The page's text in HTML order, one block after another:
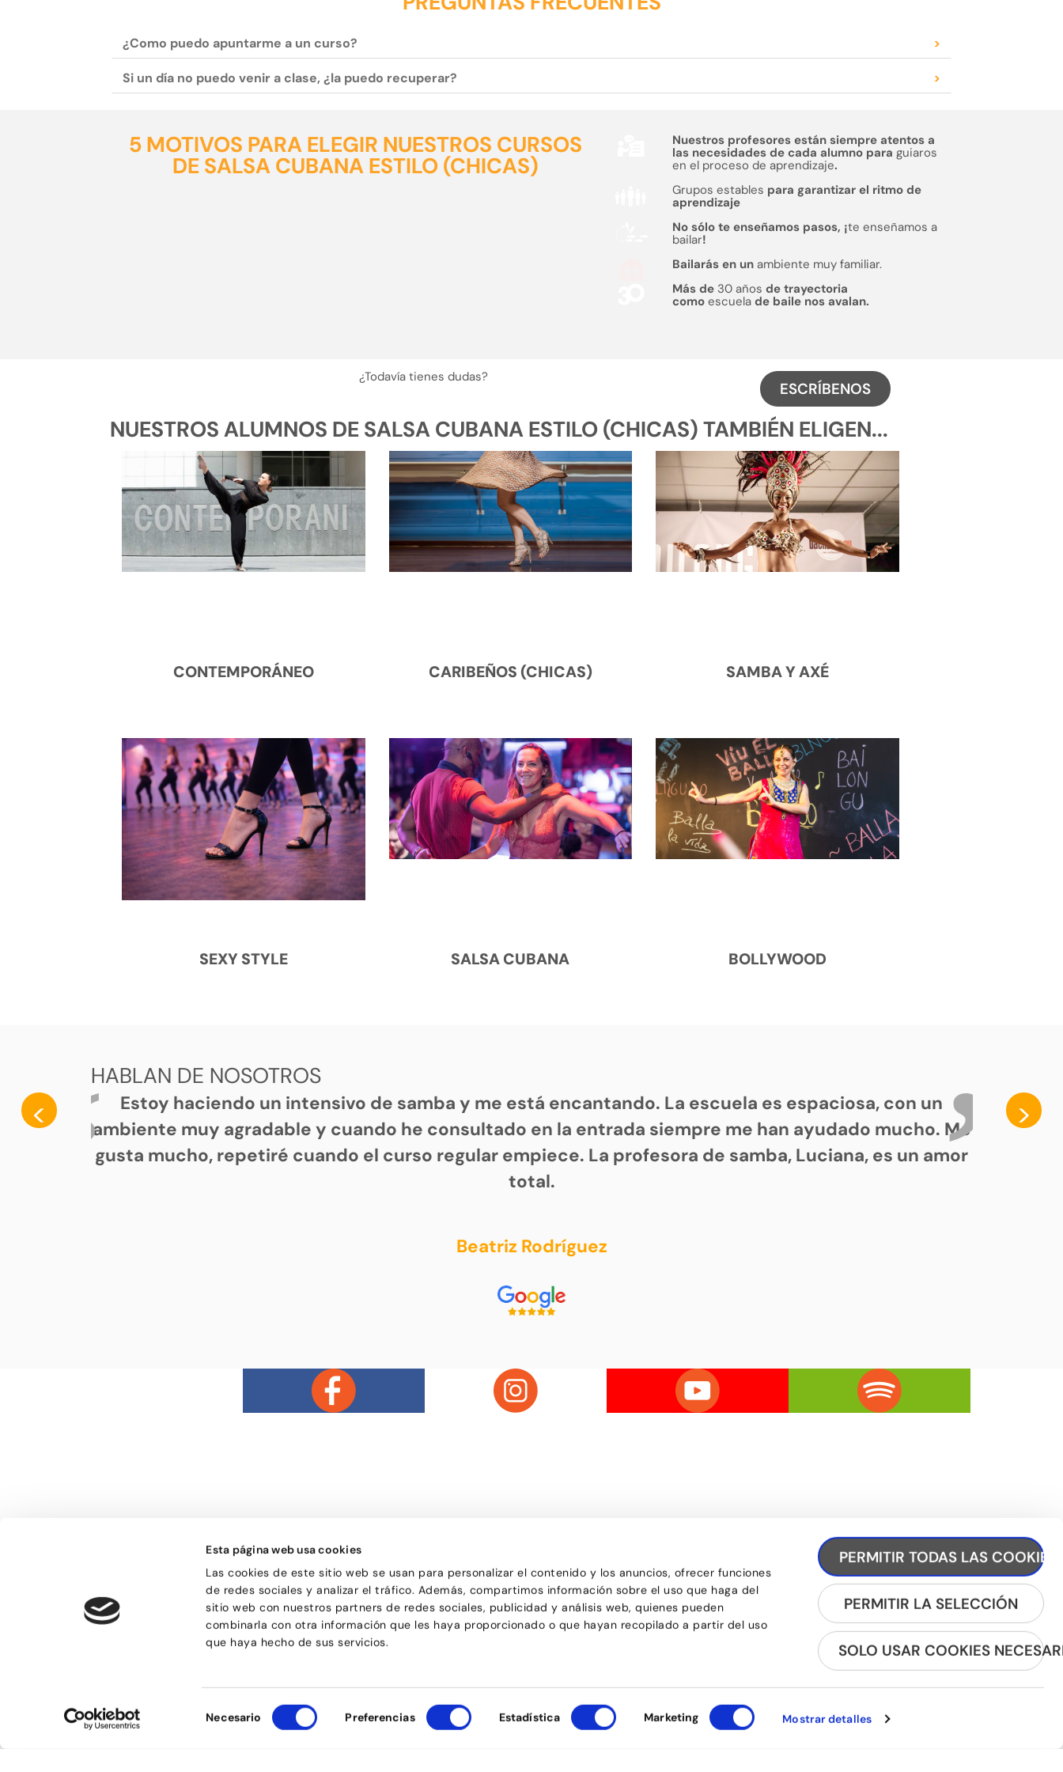
Esta página web usa cookies
Las cookies de este sitio web se usan para personalizar el contenido y los anuncios, ofrecer funciones
de redes sociales y analizar el tráfico. Además, compartimos información sobre el uso que haga del
sitio web con nuestros partners de redes sociales, publicidad y análisis web, quienes pueden
combinarla con otra información que les haya proporcionado o que hayan recopilado a partir del uso
que haya hecho de sus servicios.
de
Necesario Preferencias Estadística Marketing Mostrar detalles
PERMITIR TODAS LAS COOKIES
PERMITIR LA SELECCIÓN
SOLO USAR COOKIES
¿Como puedo apuntarme a un curso? >
Si un día no puedo venir a clase, ¿la puedo recuperar? >
5 MOTIVOS PARA ELEGIR NUESTROS CURSOS
DE SALSA CUBANA ESTILO (CHICAS)
Nuestros profesores están siempre atentos a
las necesidades de cada alumno para guiaros
en el proceso de aprendizaje.
Grupos estables para garantizar el ritmo de
aprendizaje
No sólo te enseñamos pasos, ¡te enseñamos a
bailar!
Bailarás en unambiente muy familiar.
Más de 30 años de trayectoria
como escuelade baile nos avalan.
¿Todavía tienes dudas?
ESCRÍBENOS
NUESTROS ALUMNOS DE SALSA CUBANA ESTILO (CHICAS) TAMBIÉN ELIGEN...
CONTEMPORÁNEO CARIBEÑOS (CHICAS) SAMBA Y AXÉ
SEXY STYLE SALSA CUBANA BOLLYWOOD
HABLAN DE NOSOTROS
<
Estoy haciendo un intensivo de samba y me está encantando. La escuela es espaciosa, con un
ambiente muy agradable y cuando he consultado en la entrada siempre me han ayudado mucho. Me
gusta mucho, repetiré cuando el curso regular empiece. La profesora de samba, Luciana, es un amor
total.
Beatriz Rodríguez
>
donde gente muy diversa y de todas las edades
descubre el gusto por aprender a bailar y
encuentra en el baile una forma de pasarlo bien y
de compartir sensaciones.
REGÍSTRATE A LA NEWSLETTER
© Bailongu 2015.
Aviso legal